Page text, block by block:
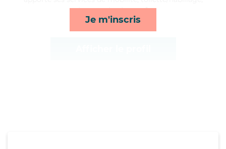
Je m'inscris
transports et repas*